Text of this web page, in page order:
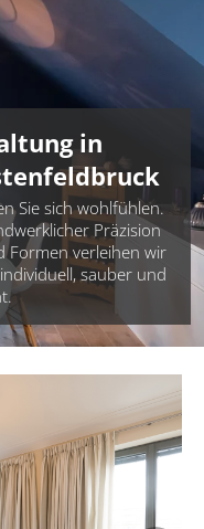
in
Sie sich wohlfühlen.
Präzision
Formen verleihen wir
sauber und